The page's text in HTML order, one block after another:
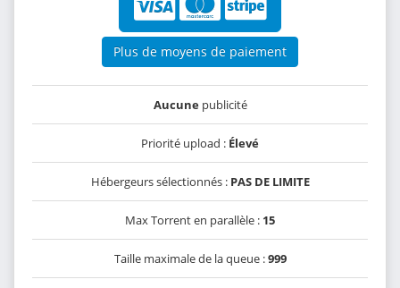
Plus de moyens de paiement
Aucunepublicité
Priorité upload : Élevé
Hébergeurs sélectionnés : PAS DE LIMITE
Max Torrent en parallèle : 15
Taille maximale de la queue :999